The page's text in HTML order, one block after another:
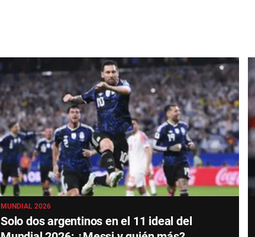
MUNDIAL 2026
Solo dos argentinos en el 11 ideal del